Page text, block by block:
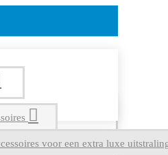
voor een extra luxe